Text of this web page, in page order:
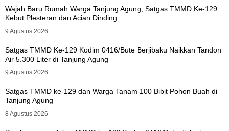
Wajah Baru Rumah Warga Tanjung Agung, Satgas TMMD Ke-129
Kebut Plesteran dan Acian Dinding
9 Agustus 2026
Satgas TMMD Ke-129 Kodim 0416/Bute Berjibaku Naikkan Tandon
Air 5.300 Liter di Tanjung Agung
9 Agustus 2026
Satgas TMMD ke-129 dan Warga Tanam 100 Bibit Pohon Buah di
Tanjung Agung
8 Agustus 2026